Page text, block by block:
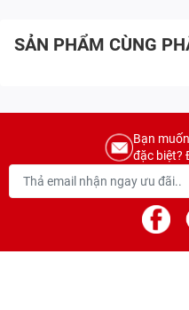
SẢN PHẨM CÙNG
Bạn
đặc biệt?